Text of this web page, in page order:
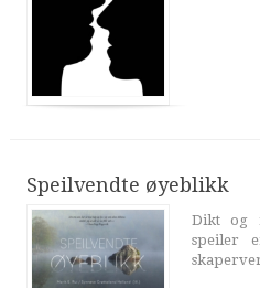
Speilvendte øyeblikk
Dikt og
speiler